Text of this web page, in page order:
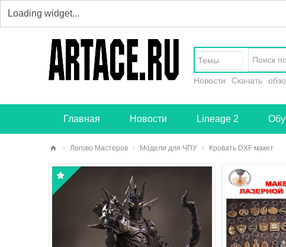
Темы
Новости Скачать
Главная Новости Lineage 2
art
› Логово Мастеров › Модели для ЧПУ › Кровать DXF макет